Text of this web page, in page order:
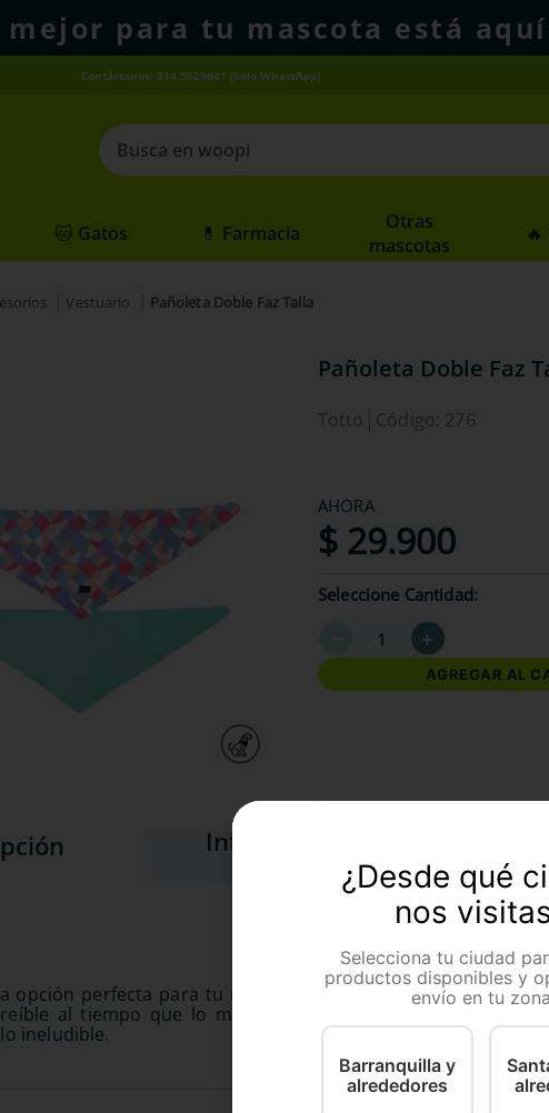
mejor para tu mascota está
Contáctanos: 314 5929641 (Solo WhatsApp)
Busca en woopi
1
agility gold
🐱 Gatos 💊 Farmacia
Otras
mascotas
Vestuario Pañoleta Doble Faz Talla
Pañoleta Doble Faz
Totto Código: 276
AHORA
$ 29.900
Seleccione Cantidad
＋
AGREGAR AL
Información Adicional
opción perfecta para tu mejor amigo con este pañoleta
al tiempo que lo mantiene cómodo. Los materiales
ineludible.
¿Desde qué
nos
Selecciona tu ciudad
productos disponibles y
envío en tu zona
Barranquilla y
alrededores